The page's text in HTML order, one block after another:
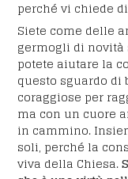
perché vi chiede
Siete come delle
germogli di novità
potete aiutare la
questo sguardo di
coraggiose per
ma con un cuore
in cammino.
soli, perché la
viva della Chiesa.